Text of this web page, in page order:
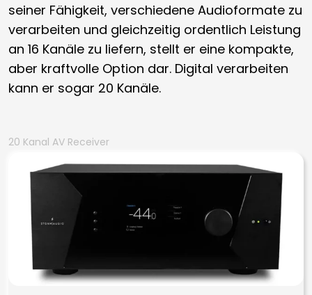
seiner Fähigkeit, verschiedene Audioformate zu
verarbeiten und gleichzeitig ordentlich Leistung
an 16 Kanäle zu liefern, stellt er eine kompakte,
aber kraftvolle Option dar. Digital verarbeiten
kann er sogar 20 Kanäle.
20 Kanal AV Receiver